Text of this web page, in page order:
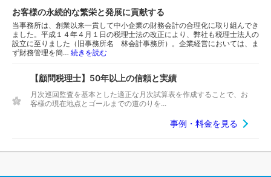
お客様の永続的な繁栄と発展に貢献する
当事務所は、創業以来一貫して中小企業の財務会計の合理化に取り組んでき
ました。平成１４年４月１日の税理士法の改正により、弊社も税理士法人の
設立に至りました（旧事務所名 林会計事務所）。企業経営においては、ま
ず財務管理を簡… 続きを読む
【顧問税理士】50年以上の信頼と実績
月次巡回監査を基本とした適正な月次試算表を作成することで、お
客様の現在地点とゴールまでの道のりを...
事例・料金を見る